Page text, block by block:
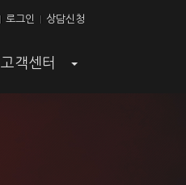
로그인 상담신청
고객센터